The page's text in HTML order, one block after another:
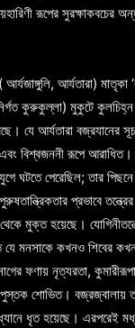
রূপের সুরক্ষাকবচের
আর্যতারা) মাতৃকা
কুরুকুল্লা) মুকুটে
যে আর্যতারা বজ্রযানের
বিশ্বজননী রূপে আরাধিত।
পেরেছিল; তার পিছনে
প্রভাবে
থেকে মুক্ত হয়েছে।
যে মনসাকে কখনও শিবের
ফণায় নৃত্যরতা,
শোভিত। বজ্রজ্বালায়
ধৃত হয়েছে। এরপরেই